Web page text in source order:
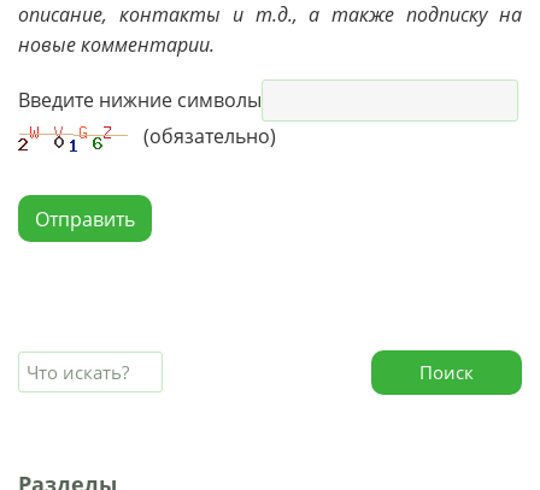
описание, контакты и т.д., а также подписку на
новые комментарии.
Введите нижние символы
(обязательно)
Отправить
Поиск
Разделы